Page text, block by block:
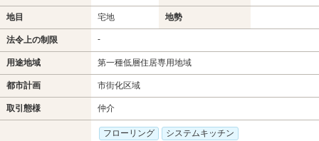
地目 宅地 地勢
法令上の制限 -
用途地域 第一種低層住居専用地域
都市計画 市街化区域
取引態様 仲介
フローリング
システムキッチン